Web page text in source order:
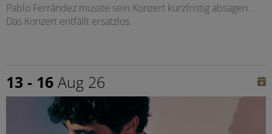
Pablo Ferrández musste sein Konzert kurzfristig absagen.
Das Konzert entfällt ersatzlos.
13 - 16 Aug 26